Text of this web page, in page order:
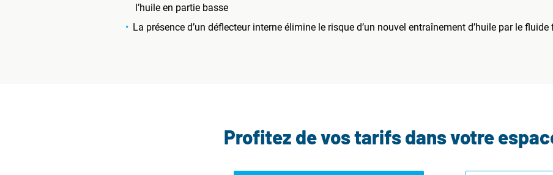
l’huile en partie basse
La présence d’un déflecteur interne élimine le risque d’un nouvel entraînement d’huile par le
Profitez de vos tarifs dans votre